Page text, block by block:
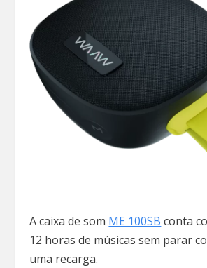
A caixa de som ME 100SB conta
12 horas de músicas sem parar
uma recarga.